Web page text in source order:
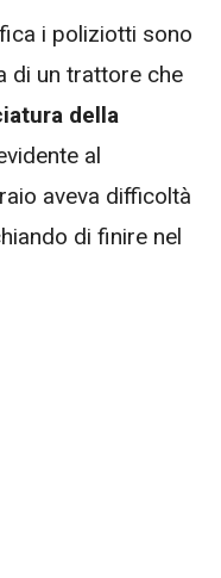
i poliziotti sono
di un trattore che
della
al
aveva difficoltà
di finire nel